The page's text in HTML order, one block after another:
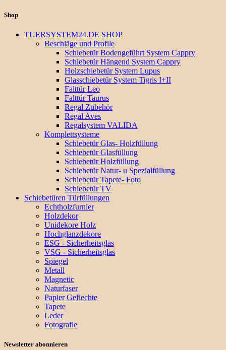
Shop
TUERSYSTEM24.DE SHOP
Beschläge und Profile
Schiebetür Bodengeführt System Cappry
Schiebetür Hängend System Cappry
Holzschiebetür System Lupus
Glasschiebetür System Tigris I+II
Falttür Leo
Falttür Taurus
Regal Zubehör
Regal Aves
Regalsystem VALIDA
Komplettsysteme
Schiebetür Glas- Holzfüllung
Schiebetür Glasfüllung
Schiebetür Holzfüllung
Schiebetür Natur- u Spezialfüllung
Schiebetür Tapete- Foto
Schiebetür TV
Schiebetüren Türfüllungen
Echtholzfurnier
Holzdekor
Unidekore Holz
Hochglanzdekore
ESG - Sicherheitsglas
VSG - Sicherheitsglas
Spiegel
Metall
Magnetic
Naturfaser
Papier Geflechte
Tapete
Leder
Fotografie
Newsletter abonnieren